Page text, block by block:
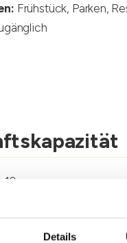
Details
Frühstück, Parken,
10